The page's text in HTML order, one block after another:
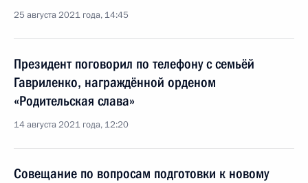
25 августа 2021 года, 14:45
Президент поговорил по телефону с семьёй
Гавриленко, награждённой орденом
«Родительская слава»
14 августа 2021 года, 12:20
Совещание по вопросам подготовки к новому